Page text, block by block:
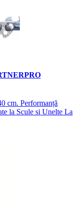
cm. Performanță
la Scule si Unelte La